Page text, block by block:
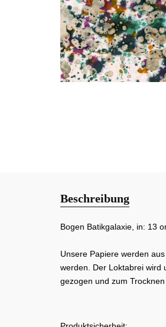
Beschreibung
Bogen Batikgalaxie, in: 13
Unsere Papiere werden
werden. Der Loktabrei wird
gezogen und zum